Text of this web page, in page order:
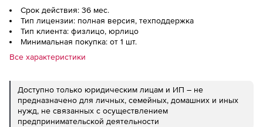
Срок действия: 36 мес.
Тип лицензии: полная версия, техподдержка
Тип клиента: физлицо, юрлицо
Минимальная покупка: от 1 шт.
Все характеристики
Доступно только юридическим лицам и ИП – не
предназначено для личных, семейных, домашних и иных
нужд, не связанных с осуществлением
предпринимательской деятельности